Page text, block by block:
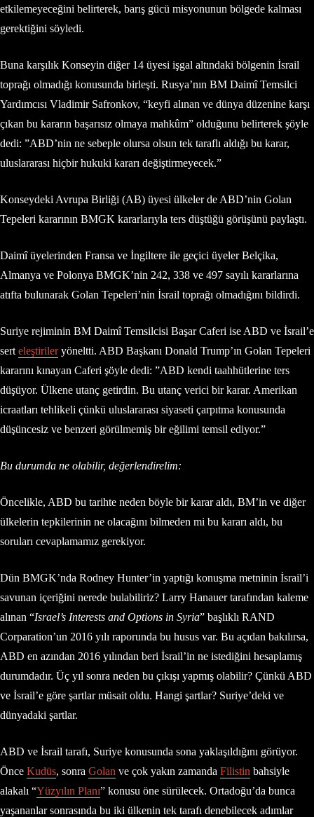
etkilemeyeceğini belirterek, barış gücü misyonunun bölgede kalması
gerektiğini söyledi.
Buna karşılık Konseyin diğer 14 üyesi işgal altındaki bölgenin İsrail
toprağı olmadığı konusunda birleşti. Rusya’nın BM Daimî Temsilci
Yardımcısı Vladimir Safronkov, “keyfi alınan ve dünya düzenine karşı
çıkan bu kararın başarısız olmaya mahkûm” olduğunu belirterek şöyle
dedi: ”ABD’nin ne sebeple olursa olsun tek taraflı aldığı bu karar,
uluslararası hiçbir hukuki kararı değiştirmeyecek.”
Konseydeki Avrupa Birliği (AB) üyesi ülkeler de ABD’nin Golan
Tepeleri kararının BMGK kararlarıyla ters düştüğü görüşünü paylaştı.
Daimî üyelerinden Fransa ve İngiltere ile geçici üyeler Belçika,
Almanya ve Polonya BMGK’nin 242, 338 ve 497 sayılı kararlarına
atıfta bulunarak Golan Tepeleri’nin İsrail toprağı olmadığını bildirdi.
Suriye rejiminin BM Daimî Temsilcisi Başar Caferi ise ABD ve İsrail’e
sert eleştirileryöneltti. ABD Başkanı Donald Trump’ın Golan Tepeleri
kararını kınayan Caferi şöyle dedi: ”ABD kendi taahhütlerine ters
düşüyor. Ülkene utanç getirdin. Bu utanç verici bir karar. Amerikan
icraatları tehlikeli çünkü uluslararası siyaseti çarpıtma konusunda
düşüncesiz ve benzeri görülmemiş bir eğilimi temsil ediyor.”
Bu durumda ne olabilir, değerlendirelim:
Öncelikle, ABD bu tarihte neden böyle bir karar aldı, BM’in ve diğer
ülkelerin tepkilerinin ne olacağını bilmeden mi bu kararı aldı, bu
soruları cevaplamamız gerekiyor.
Dün BMGK’nda Rodney Hunter’in yaptığı konuşma metninin İsrail’i
savunan içeriğini nerede bulabiliriz? Larry Hanauer tarafından kaleme
alınan “Israel’s Interests and Options in Syria” başlıklı RAND
Corparation’un 2016 yılı raporunda bu husus var. Bu açıdan bakılırsa,
ABD en azından 2016 yılından beri İsrail’in ne istediğini hesaplamış
durumdadır. Üç yıl sonra neden bu çıkışı yapmış olabilir? Çünkü ABD
ve İsrail’e göre şartlar müsait oldu. Hangi şartlar? Suriye’deki ve
dünyadaki şartlar.
ABD ve İsrail tarafı, Suriye konusunda sona yaklaşıldığını görüyor.
Önce Kudüs, sonra Golan ve çok yakın zamanda Filistin bahsiyle
alakalı “Yüzyılın Planı” konusu öne sürülecek. Ortadoğu’da bunca
yaşananlar sonrasında bu iki ülkenin tek tarafı denebilecek adımlar